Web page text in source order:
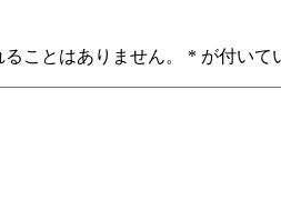
ことはありません。 * が付いて